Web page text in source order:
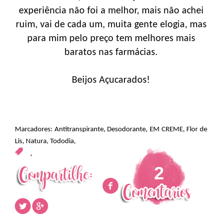
experiência não foi a melhor, mais não achei
ruim, vai de cada um, muita gente elogia, mas
para mim pelo preço tem melhores mais
baratos nas farmácias.
Beijos Açucarados!
Marcadores: Antitranspirante, Desodorante, EM CREME, Flor de
Lis, Natura, Tododia,
,
2